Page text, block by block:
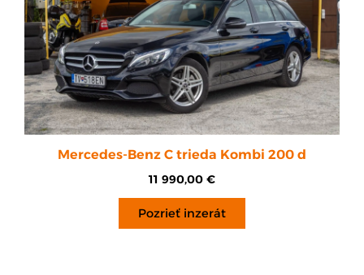
Mercedes-Benz C trieda Kombi 200 d
11 990,00 €
Pozrieť inzerát